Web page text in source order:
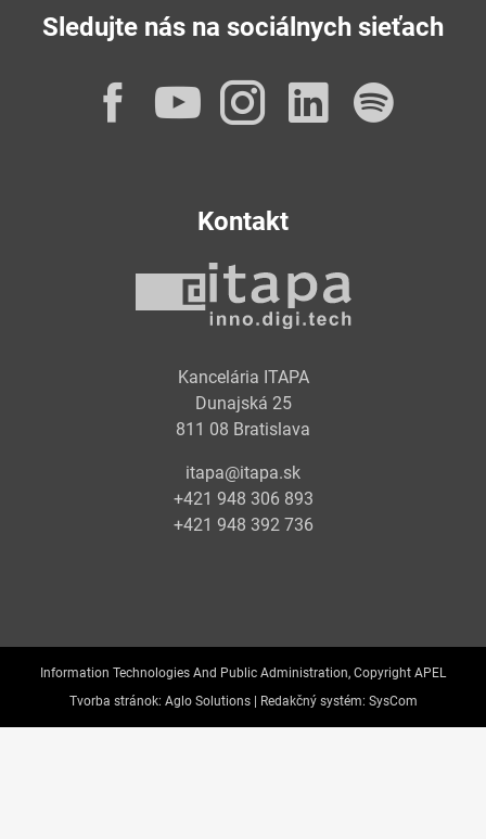
Sledujte nás na sociálnych sieťach
Facebook
YouTube
Instagram
Kontakt
Kancelária ITAPA
Dunajská 25
811 08 Bratislava
itapa@itapa.sk
+421 948 306 893
+421 948 392 736
Information Technologies And Public Administration, Copyright APEL
Tvorba stránok: Aglo Solutions | Redakčný systém: SysCom